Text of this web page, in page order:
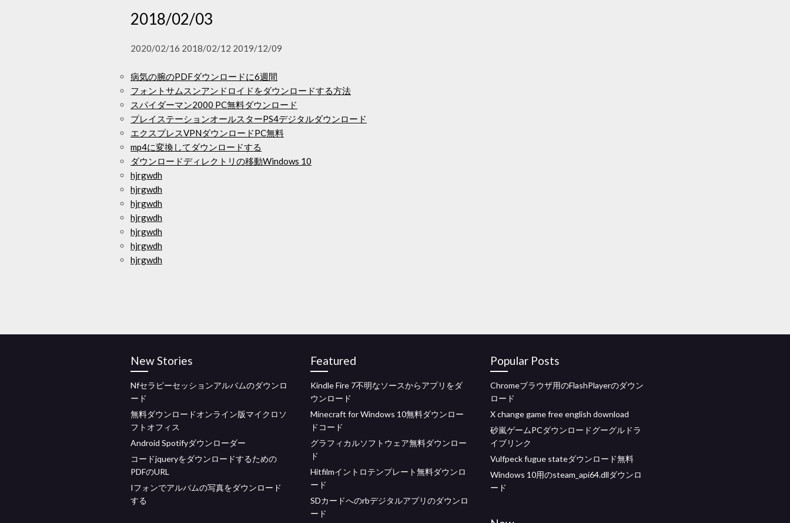
2018/02/03
2020/02/16 2018/02/12 2019/12/09
病気の腕のPDFダウンロードに6週間
フォントサムスンアンドロイドをダウンロードする方法
スパイダーマン2000 PC無料ダウンロード
プレイステーションオールスターPS4デジタルダウンロード
エクスプレスVPNダウンロードPC無料
mp4に変換してダウンロードする
ダウンロードディレクトリの移動Windows 10
hjrgwdh
hjrgwdh
hjrgwdh
hjrgwdh
hjrgwdh
hjrgwdh
hjrgwdh
New Stories
Nfセラピーセッションアルバムのダウンロ
ード
無料ダウンロードオンライン版マイクロソ
フトオフィス
Android Spotifyダウンローダー
コードjqueryをダウンロードするための
PDFのURL
Iフォンでアルバムの写真をダウンロード
する
Featured
Kindle Fire 7不明なソースからアプリをダ
ウンロード
Minecraft for Windows 10無料ダウンロー
ドコード
グラフィカルソフトウェア無料ダウンロー
ド
Hitfilmイントロテンプレート無料ダウンロ
ード
SDカードへのrbデジタルアプリのダウンロ
ード
Popular Posts
Chromeブラウザ用のFlashPlayerのダウン
ロード
X change game free english download
砂嵐ゲームPCダウンロードグーグルドラ
イブリンク
Vulfpeck fugue stateダウンロード無料
Windows 10用のsteam_api64.dllダウンロ
ード